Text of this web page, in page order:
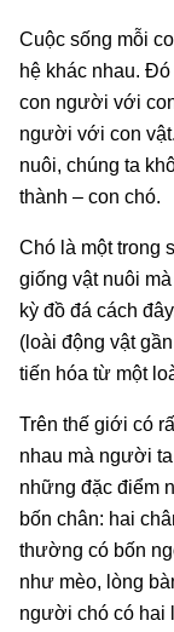
Cuộc sống mỗi
hệ khác nhau.
con người với
người với con
nuôi, chúng ta
thành – con chó.
Chó là một trong
giống vật nuôi
kỳ đồ đá cách
(loài động vật
tiến hóa từ một
Trên thế giới có
nhau mà người
những đặc điểm
bốn chân: hai
thường có bốn
như mèo, lòng
người chó có hai